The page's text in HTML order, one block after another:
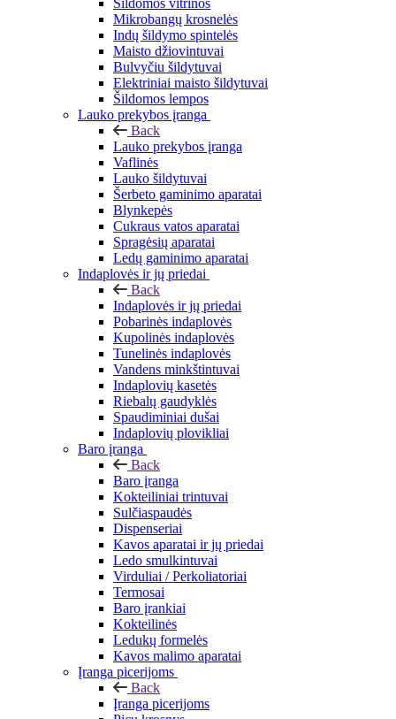
Šildomos vitrinos
Mikrobangų krosnelės
Indų šildymo spintelės
Maisto džiovintuvai
Bulvyčiu šildytuvai
Elektriniai maisto šildytuvai
Šildomos lempos
Lauko prekybos įranga
Back
Lauko prekybos įranga
Vaflinės
Lauko šildytuvai
Šerbeto gaminimo aparatai
Blynkepės
Cukraus vatos aparatai
Spragėsių aparatai
Ledų gaminimo aparatai
Indaplovės ir jų priedai
Back
Indaplovės ir jų priedai
Pobarinės indaplovės
Kupolinės indaplovės
Tunelinės indaplovės
Vandens minkštintuvai
Indaplovių kasetės
Riebalų gaudyklės
Spaudiminiai dušai
Indaplovių plovikliai
Baro įranga
Back
Baro įranga
Kokteiliniai trintuvai
Sulčiaspaudės
Dispenseriai
Kavos aparatai ir jų priedai
Ledo smulkintuvai
Virduliai / Perkoliatoriai
Termosai
Baro įrankiai
Kokteilinės
Ledukų formelės
Kavos malimo aparatai
Įranga picerijoms
Back
Įranga picerijoms